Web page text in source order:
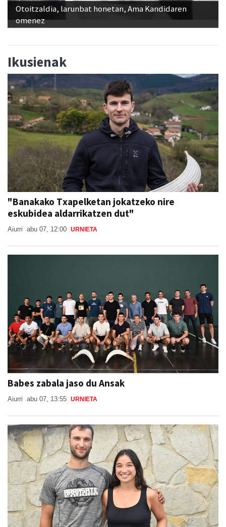
Otoitzaldia, larunbat honetan, Ama Kandidaren
omenez
Ikusienak
"Banakako Txapelketan jokatzeko nire
eskubidea aldarrikatzen dut"
Aiurri abu 07, 12:00 URNIETA
Babes zabala jaso du Ansak
Aiurri abu 07, 13:55 URNIETA